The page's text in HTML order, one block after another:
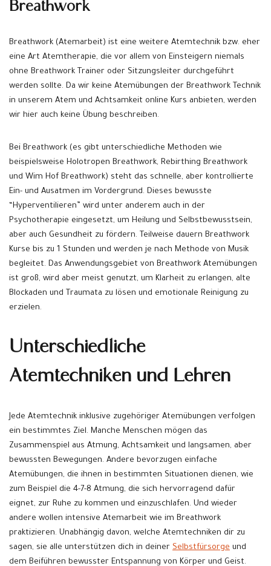
Breathwork
Breathwork (Atemarbeit) ist eine weitere Atemtechnik bzw. eher
eine Art Atemtherapie, die vor allem von Einsteigern niemals
ohne Breathwork Trainer oder Sitzungsleiter durchgeführt
werden sollte. Da wir keine Atemübungen der Breathwork Technik
in unserem Atem und Achtsamkeit online Kurs anbieten, werden
wir hier auch keine Übung beschreiben.
Bei Breathwork (es gibt unterschiedliche Methoden wie
beispielsweise Holotropen Breathwork, Rebirthing Breathwork
und Wim Hof Breathwork) steht das schnelle, aber kontrollierte
Ein- und Ausatmen im Vordergrund. Dieses bewusste
“Hyperventilieren” wird unter anderem auch in der
Psychotherapie eingesetzt, um Heilung und Selbstbewusstsein,
aber auch Gesundheit zu fördern. Teilweise dauern Breathwork
Kurse bis zu 1 Stunden und werden je nach Methode von Musik
begleitet. Das Anwendungsgebiet von Breathwork Atemübungen
ist groß, wird aber meist genutzt, um Klarheit zu erlangen, alte
Blockaden und Traumata zu lösen und emotionale Reinigung zu
erzielen.
Unterschiedliche
Atemtechniken und Lehren
Jede Atemtechnik inklusive zugehöriger Atemübungen verfolgen
ein bestimmtes Ziel. Manche Menschen mögen das
Zusammenspiel aus Atmung, Achtsamkeit und langsamen, aber
bewussten Bewegungen. Andere bevorzugen einfache
Atemübungen, die ihnen in bestimmten Situationen dienen, wie
zum Beispiel die 4-7-8 Atmung, die sich hervorragend dafür
eignet, zur Ruhe zu kommen und einzuschlafen. Und wieder
andere wollen intensive Atemarbeit wie im Breathwork
praktizieren. Unabhängig davon, welche Atemtechniken dir zu
sagen, sie alle unterstützen dich in deiner Selbstfürsorge und
dem Beiführen bewusster Entspannung von Körper und Geist.